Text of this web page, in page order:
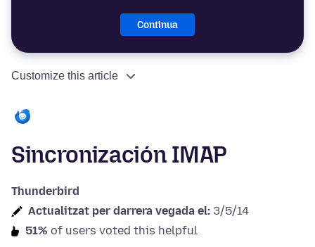
Continua
Customize this article
Sincronización IMAP
Thunderbird
Actualitzat per darrera vegada el: 3/5/14
51% of users voted this helpful